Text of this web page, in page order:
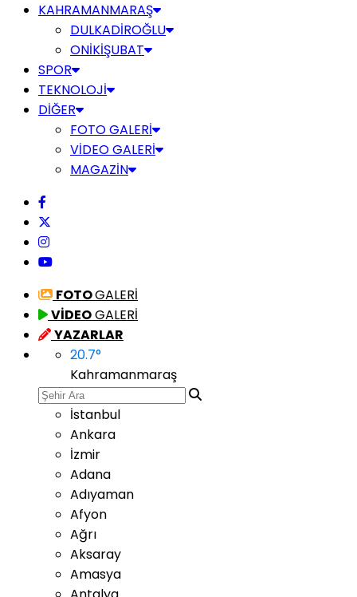
KAHRAMANMARAŞ
DULKADİROĞLU
ONİKİŞUBAT
SPOR
TEKNOLOJİ
DİĞER
FOTO GALERİ
VİDEO GALERİ
MAGAZİN
FOTOGALERİ
VİDEOGALERİ
YAZARLAR
20.7°
Kahramanmaraş
İstanbul
Ankara
İzmir
Adana
Adıyaman
Afyon
Ağrı
Aksaray
Amasya